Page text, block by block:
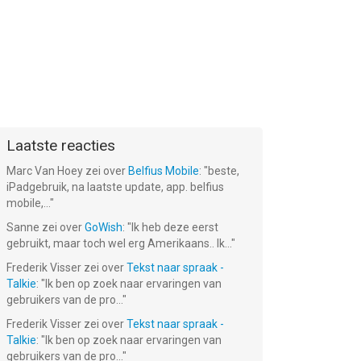
Laatste reacties
Marc Van Hoey zei over Belfius Mobile: "beste,
iPadgebruik, na laatste update, app. belfius
mobile,... "
Sanne zei overGoWish: " Ik heb deze eerst
gebruikt, maar toch wel erg Amerikaans.. Ik... "
Frederik Visser zei overTekst naar spraak -
Talkie: " Ik ben op zoek naar ervaringen van
gebruikers van de pro... "
Frederik Visser zei overTekst naar spraak -
Talkie: " Ik ben op zoek naar ervaringen van
gebruikers van de pro... "